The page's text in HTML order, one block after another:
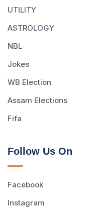
UTILITY
ASTROLOGY
NBL
Jokes
WB Election
Assam Elections
Fifa
Follow Us On
Facebook
Instagram